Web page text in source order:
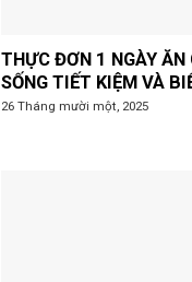
THỰC ĐƠN 1 NGÀY ĂN
SỐNG TIẾT KIỆM VÀ
26 Tháng mười một, 2025